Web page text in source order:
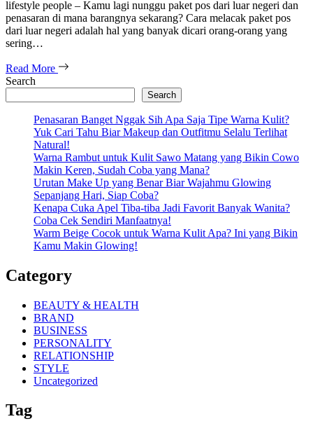
lifestyle people – Kamu lagi nunggu paket pos dari luar negeri dan
penasaran di mana barangnya sekarang? Cara melacak paket pos
dari luar negeri adalah hal yang banyak dicari orang-orang yang
sering…
Read More
Search
Search
Penasaran Banget Nggak Sih Apa Saja Tipe Warna Kulit?
Yuk Cari Tahu Biar Makeup dan Outfitmu Selalu Terlihat
Natural!
Warna Rambut untuk Kulit Sawo Matang yang Bikin Cowo
Makin Keren, Sudah Coba yang Mana?
Urutan Make Up yang Benar Biar Wajahmu Glowing
Sepanjang Hari, Siap Coba?
Kenapa Cuka Apel Tiba-tiba Jadi Favorit Banyak Wanita?
Coba Cek Sendiri Manfaatnya!
Warm Beige Cocok untuk Warna Kulit Apa? Ini yang Bikin
Kamu Makin Glowing!
Category
BEAUTY & HEALTH
BRAND
BUSINESS
PERSONALITY
RELATIONSHIP
STYLE
Uncategorized
Tag